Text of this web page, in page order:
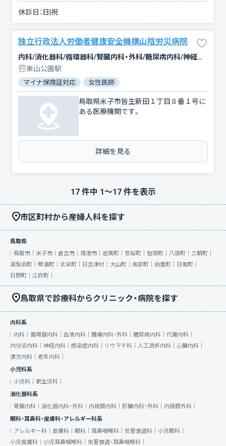
休診日： 日|祝
独立行政法人労働者健康安全機構山陰労災病院
内科/消化器科/循環器科/腎臓内科・外科/糖尿病内科/神経内科/小児科/整形外科/脳神経外科/心臓血管外科/産婦人科/泌尿器科/耳鼻咽喉科/皮膚科/眼科/リハビリテーション/放射線科/麻酔科/臨床検査・病理診断/歯科口腔外科
東山公園駅
マイナ保険証対応 女性医師
鳥取県米子市皆生新田１丁目８番１号に
ある医療機関です。
詳細を見る
17件中 1〜17件を表示
市区町村から産婦人科を探す
鳥取県
鳥取市｜ 米子市｜ 倉吉市｜ 境港市｜ 岩美町｜ 若桜町｜ 智頭町｜ 八頭町｜ 三朝町｜
湯梨浜町｜ 琴浦町｜ 北栄町｜ 日吉津村｜ 大山町｜ 南部町｜ 伯耆町｜
日南町｜
日野町｜ 江府町｜
鳥取県で診療科からクリニック・病院を探す
内科系
内科｜ 循環器内科｜ 血液内科｜ 腫瘍内科・外科｜ 糖尿病内科｜ 代謝内科｜
内分泌内科｜ 神経内科｜ 感染症内科｜ リウマチ科｜ 人工透析内科｜ 心臓内科｜
漢方内科｜ 老年内科｜
小児科系
小児科｜ 新生児科｜
消化器科系
胃腸内科｜ 消化器内科・外科｜ 内視鏡内科｜ 肝臓内科・外科｜ 内視鏡外科｜
眼科・耳鼻科・皮膚科・アレルギー科系
アレルギー科｜ 皮膚科｜ 眼科｜ 耳鼻咽喉科｜ 気管食道科｜ 小児眼科｜
小児皮膚科｜ 小児耳鼻咽喉科｜ 気管食道・耳鼻咽喉科｜